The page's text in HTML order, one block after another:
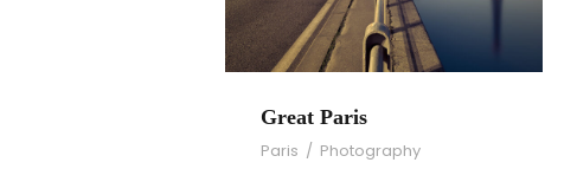
Great Paris
Paris / Photography